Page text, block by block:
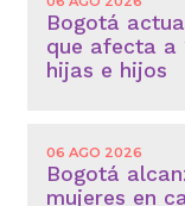
Bogotá
que afecta a
hijas e hijos
06 AGO 2026
Bogotá
mujeres en